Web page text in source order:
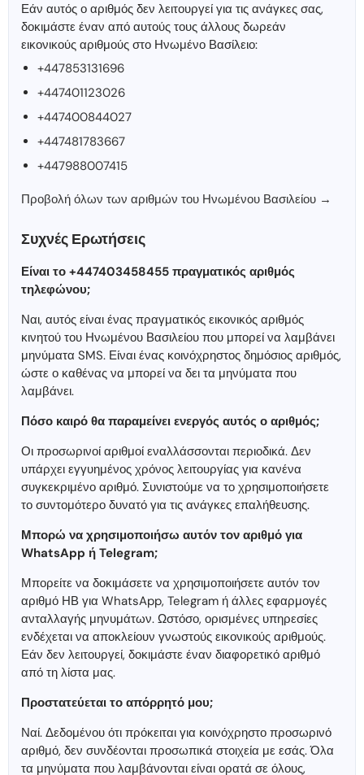
Εάν αυτός ο αριθμός δεν λειτουργεί για τις ανάγκες σας,
δοκιμάστε έναν από αυτούς τους άλλους δωρεάν
εικονικούς αριθμούς στο Ηνωμένο Βασίλειο:
+447853131696
+447401123026
+447400844027
+447481783667
+447988007415
Προβολή όλων των αριθμών του Ηνωμένου Βασιλείου →
Συχνές Ερωτήσεις
Είναι το +447403458455 πραγματικός αριθμός
τηλεφώνου;
Ναι, αυτός είναι ένας πραγματικός εικονικός αριθμός
κινητού του Ηνωμένου Βασιλείου που μπορεί να λαμβάνει
μηνύματα SMS. Είναι ένας κοινόχρηστος δημόσιος αριθμός,
ώστε ο καθένας να μπορεί να δει τα μηνύματα που
λαμβάνει.
Πόσο καιρό θα παραμείνει ενεργός αυτός ο αριθμός;
Οι προσωρινοί αριθμοί εναλλάσσονται περιοδικά. Δεν
υπάρχει εγγυημένος χρόνος λειτουργίας για κανένα
συγκεκριμένο αριθμό. Συνιστούμε να το χρησιμοποιήσετε
το συντομότερο δυνατό για τις ανάγκες επαλήθευσης.
Μπορώ να χρησιμοποιήσω αυτόν τον αριθμό για
WhatsApp ή Telegram;
Μπορείτε να δοκιμάσετε να χρησιμοποιήσετε αυτόν τον
αριθμό ΗΒ για WhatsApp, Telegram ή άλλες εφαρμογές
ανταλλαγής μηνυμάτων. Ωστόσο, ορισμένες υπηρεσίες
ενδέχεται να αποκλείουν γνωστούς εικονικούς αριθμούς.
Εάν δεν λειτουργεί, δοκιμάστε έναν διαφορετικό αριθμό
από τη λίστα μας.
Προστατεύεται το απόρρητό μου;
Ναί. Δεδομένου ότι πρόκειται για κοινόχρηστο προσωρινό
αριθμό, δεν συνδέονται προσωπικά στοιχεία με εσάς. Όλα
τα μηνύματα που λαμβάνονται είναι ορατά σε όλους,